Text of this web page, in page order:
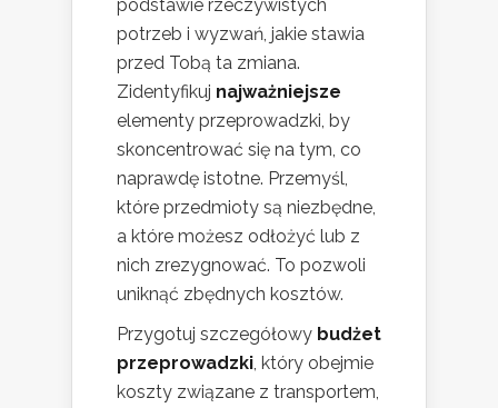
podstawie rzeczywistych
potrzeb i wyzwań, jakie stawia
przed Tobą ta zmiana.
Zidentyfikuj najważniejsze
elementy przeprowadzki, by
skoncentrować się na tym, co
naprawdę istotne. Przemyśl,
które przedmioty są niezbędne,
a które możesz odłożyć lub z
nich zrezygnować. To pozwoli
uniknąć zbędnych kosztów.
Przygotuj szczegółowy budżet
przeprowadzki, który obejmie
koszty związane z transportem,